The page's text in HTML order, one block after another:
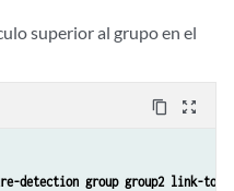
superior al grupo en el
content_copy zoom_out_map
detection group group2 link-to-